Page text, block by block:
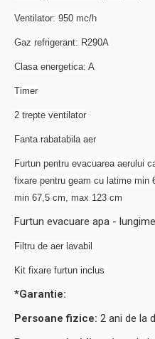
​Ventilator: 950 mc/h
​Gaz refrigerant: R290A
​Clasa energetica: A
​Timer
​2 trepte ventilator
​Fanta rabatabila aer
​Furtun pentru evacuarea aerului
fixare pentru geam cu latime
min 67,5 cm, max 123 cm
Furtun evacuare apa -
Filtru de aer lavabil
Kit fixare furtun inclus
*Garantie:
Persoane fizice: 2 ani de la